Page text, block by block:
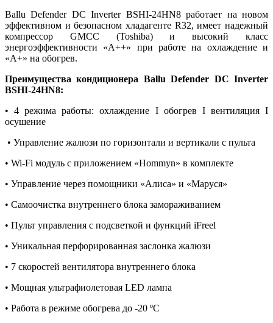
Ballu Defender DC Inverter BSHI-24HN8 работает на новом
эффективном и безопасном хладагенте R32, имеет надежный
компрессор GMCC (Toshiba) и высокий класс
энергоэффективности «А++» при работе на охлаждение и
«А+» на обогрев.
Преимущества кондиционера Ballu Defender DC Inverter
BSHI-24HN8:
• 4 режима работы: охлаждение I обогрев I вентиляция I
осушение
• Управление жалюзи по горизонтали и вертикали с пульта
• Wi-Fi модуль с приложением «Hommyn» в комплекте
• Управление через помощники «Алиса» и «Маруся»
• Самоочистка внутреннего блока замораживанием
• Пульт управления с подсветкой и функций iFreel
• Уникальная перфорированная заслонка жалюзи
• 7 скоростей вентилятора внутреннего блока
• Мощная ультрафиолетовая LED лампа
• Работа в режиме обогрева до -20 ºС